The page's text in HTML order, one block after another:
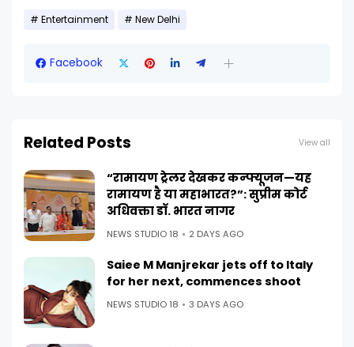
Entertainment New Delhi
Facebook
Related Posts View all
“रामायण ट्रेलर देखकर कन्फ्यूजन—यह
रामायण है या महाभारत?”: सुप्रीम कोर्ट
अधिवक्ता डॉ. भारत नागर
NEWS STUDIO 18 2 DAYS AGO
Saiee M Manjrekar jets off to Italy
for her next, commences shoot
NEWS STUDIO 18 3 DAYS AGO